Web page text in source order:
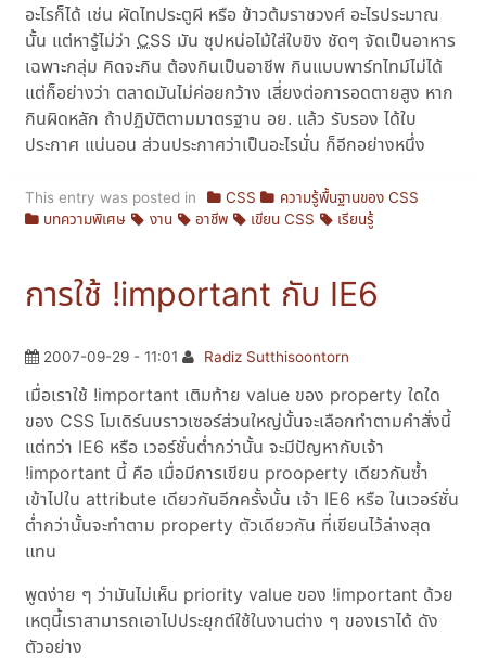
อะไรก็ได้ เช่น ผัดไทประตูผี หรือ ข้าวต้มราชวงศ์ อะไรประมาณ
นั้น แต่หารู้ไม่ว่า CSS มัน ซุปหน่อไม้ใส่ใบขิง ชัดๆ จัดเป็นอาหาร
เฉพาะกลุ่ม คิดจะกิน ต้องกินเป็นอาชีพ กินแบบพาร์ทไทม์ไม่ได้
แต่ก็อย่างว่า ตลาดมันไม่ค่อยกว้าง เสี่ยงต่อการอดตายสูง หาก
กินผิดหลัก ถ้าปฏิบัติตามมาตรฐาน อย. แล้ว รับรอง ได้ใบ
ประกาศ แน่นอน ส่วนประกาศว่าเป็นอะไรนั่น ก็อีกอย่างหนึ่ง
This entry was posted in CSS
ความรู้พื้นฐานของ CSS
บทความพิเศษ
งาน อาชีพ เขียน CSS เรียนรู้
การใช้ !important กับ IE6
2007-09-29 - 11:01 Radiz Sutthisoontorn
เมื่อเราใช้ !important เติมท้าย value ของ property ใดใด
ของ CSS โมเดิร์นบราวเซอร์ส่วนใหญ่นั้นจะเลือกทำตามคำสั่งนี้
แต่ทว่า IE6 หรือ เวอร์ชั่นต่ำกว่านั้น จะมีปัญหากับเจ้า
!important นี้ คือ เมื่อมีการเขียน prooperty เดียวกันซ้ำ
เข้าไปใน attribute เดียวกันอีกครั้งนั้น เจ้า IE6 หรือ ในเวอร์ชั่น
ต่ำกว่านั้นจะทำตาม property ตัวเดียวกัน ที่เขียนไว้ล่างสุด
แทน
พูดง่าย ๆ ว่ามันไม่เห็น priority value ของ !important ด้วย
เหตุนี้เราสามารถเอาไปประยุกต์ใช้ในงานต่าง ๆ ของเราได้ ดัง
ตัวอย่าง